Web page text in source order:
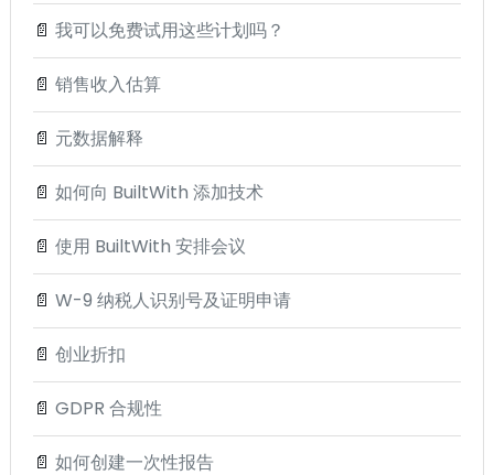
📄 我可以免费试用这些计划吗？
📄 销售收入估算
📄 元数据解释
📄 如何向 BuiltWith 添加技术
📄 使用 BuiltWith 安排会议
📄 W-9 纳税人识别号及证明申请
📄 创业折扣
📄 GDPR 合规性
📄 如何创建一次性报告